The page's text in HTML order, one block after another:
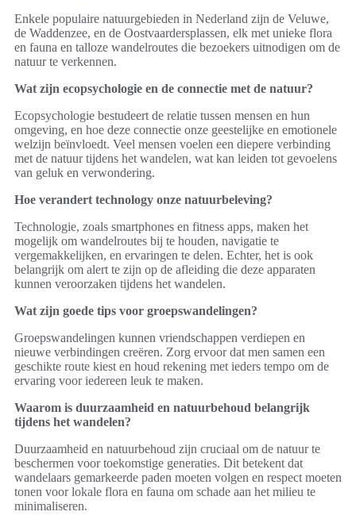
Enkele populaire natuurgebieden in Nederland zijn de Veluwe,
de Waddenzee, en de Oostvaardersplassen, elk met unieke flora
en fauna en talloze wandelroutes die bezoekers uitnodigen om de
natuur te verkennen.
Wat zijn ecopsychologie en de connectie met de natuur?
Ecopsychologie bestudeert de relatie tussen mensen en hun
omgeving, en hoe deze connectie onze geestelijke en emotionele
welzijn beïnvloedt. Veel mensen voelen een diepere verbinding
met de natuur tijdens het wandelen, wat kan leiden tot gevoelens
van geluk en verwondering.
Hoe verandert technology onze natuurbeleving?
Technologie, zoals smartphones en fitness apps, maken het
mogelijk om wandelroutes bij te houden, navigatie te
vergemakkelijken, en ervaringen te delen. Echter, het is ook
belangrijk om alert te zijn op de afleiding die deze apparaten
kunnen veroorzaken tijdens het wandelen.
Wat zijn goede tips voor groepswandelingen?
Groepswandelingen kunnen vriendschappen verdiepen en
nieuwe verbindingen creëren. Zorg ervoor dat men samen een
geschikte route kiest en houd rekening met ieders tempo om de
ervaring voor iedereen leuk te maken.
Waarom is duurzaamheid en natuurbehoud belangrijk
tijdens het wandelen?
Duurzaamheid en natuurbehoud zijn cruciaal om de natuur te
beschermen voor toekomstige generaties. Dit betekent dat
wandelaars gemarkeerde paden moeten volgen en respect moeten
tonen voor lokale flora en fauna om schade aan het milieu te
minimaliseren.